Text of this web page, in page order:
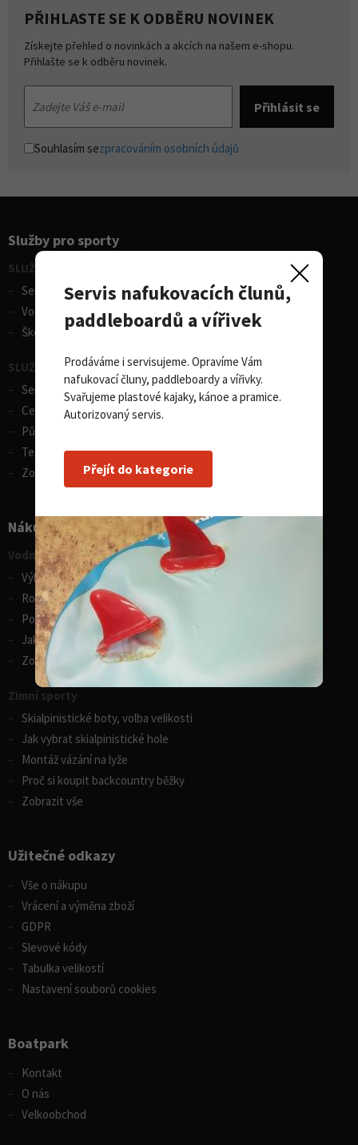
PŘIHLASTE SE K ODBĚRU NOVINEK
Získejte přehled o novinkách a akcích na našem e-shopu.
Přihlašte se k odběru novinek.
Souhlasím sezpracováním osobních údajů
Služby pro sporty
SLUŽBY - vodní sporty
Servis lodí a člunů
Vodácká půjčovna lodí
Škola eskymování
SLUŽBY - zimní sporty
Servis lyží
Celosezonní půjčovna lyží
Půjčovna lyží
Test centrum SPORTEN
Zobrazit vše
Nákupní rádce
Vodní sporty
Výběr pádla na paddleboard
Rozdíly v paddleboardech
Porovnání kánoí Gumotex
Jak vybrat kajak
Zobrazit vše
Zimní sporty
Skialpinistické boty, volba velikosti
Jak vybrat skialpinistické hole
Montáž vázání na lyže
Proč si koupit backcountry běžky
Zobrazit vše
Užitečné odkazy
Vše o nákupu
Vrácení a výměna zboží
GDPR
Slevové kódy
Tabulka velikostí
Nastavení souborů cookies
Boatpark
Kontakt
O nás
Velkoobchod
Servis nafukovacích člunů,
paddleboardů a vířivek
Prodáváme i servisujeme. Opravíme Vám
nafukovací čluny, paddleboardy a vířivky.
Svařujeme plastové kajaky, kánoe a pramice.
Autorizovaný servis.
Přejít do kategorie